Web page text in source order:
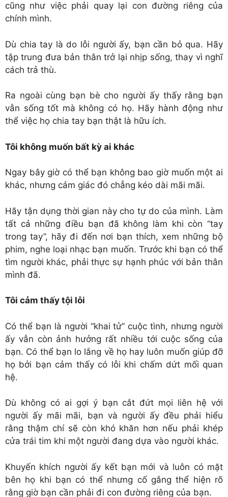
cũng như việc phải quay lại con đường riêng của
chính mình.
Dù chia tay là do lỗi người ấy, bạn cần bỏ qua. Hãy
tập trung đưa bản thân trở lại nhịp sống, thay vì nghĩ
cách trả thù.
Ra ngoài cùng bạn bè cho người ấy thấy rằng bạn
vẫn sống tốt mà không có họ. Hãy hành động như
thể việc họ chia tay bạn thật là hữu ích.
Tôi không muốn bất kỳ ai khác
Ngay bây giờ có thể bạn không bao giờ muốn một ai
khác, nhưng cảm giác đó chẳng kéo dài mãi mãi.
Hãy tận dụng thời gian này cho tự do của mình. Làm
tất cả những điều bạn đã không làm khi còn “tay
trong tay”, hãy đi đến nơi bạn thích, xem những bộ
phim, nghe loại nhạc bạn muốn. Trước khi bạn có thể
tìm người khác, phải thực sự hạnh phúc với bản thân
mình đã.
Tôi cảm thấy tội lỗi
Có thể bạn là người “khai tử” cuộc tình, nhưng người
ấy vẫn còn ảnh hưởng rất nhiều tới cuộc sống của
bạn. Có thể bạn lo lắng về họ hay luôn muốn giúp đỡ
họ bởi bạn cảm thấy có lỗi khi chấm dứt mối quan
hệ.
Dù không có ai gợi ý bạn cắt đứt mọi liên hệ với
người ấy mãi mãi, bạn và người ấy đều phải hiểu
rằng thậm chí sẽ còn khó khăn hơn nếu phải khép
cửa trái tim khi một người đang dựa vào người khác.
Khuyến khích người ấy kết bạn mới và luôn có mặt
bên họ khi bạn có thể nhưng cố gắng thể hiện rõ
rằng giờ bạn cần phải đi con đường riêng của bạn.